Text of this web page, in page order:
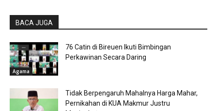
BACA JUGA
Agama
76 Catin di Bireuen Ikuti Bimbingan
Perkawinan Secara Daring
Tidak Berpengaruh Mahalnya Harga Mahar,
Pernikahan di KUA Makmur Justru